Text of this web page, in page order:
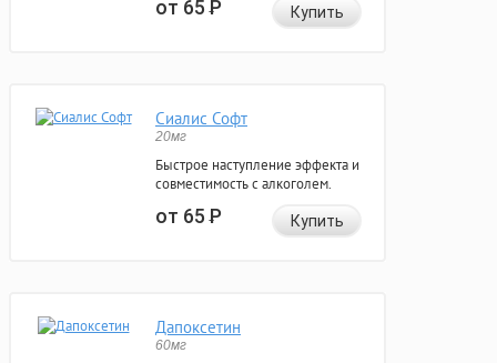
от 65Р Купить
Сиалис Софт
20мг
Быстрое наступление эффекта и
совместимость с алкоголем.
от 65Р Купить
Дапоксетин
60мг